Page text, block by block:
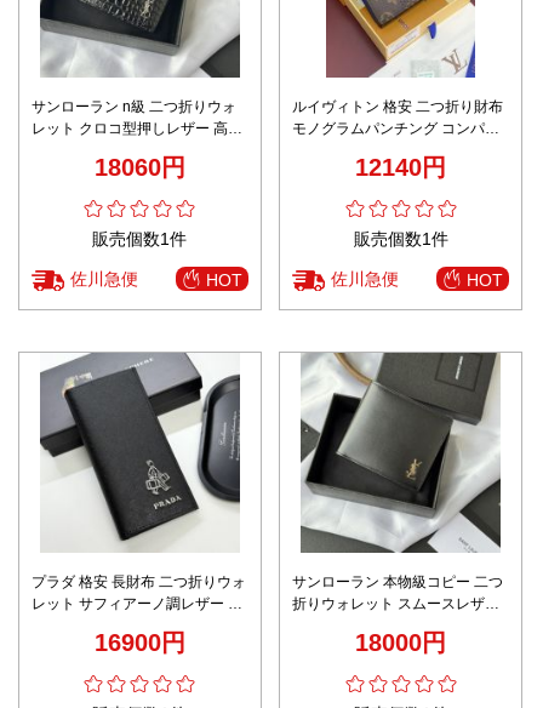
サンローラン n級 二つ折りウォ
レット クロコ型押しレザー 高級
18060円
販売個数1件
佐川急便 HOT
ルイヴィトン 格安 二つ折り財布
モノグラムパンチング コンパク
12140円
販売個数1件
佐川急便 HOT
プラダ 格安 長財布 二つ折りウォ
レット サフィアーノ調レザー 圧
16900円
サンローラン 本物級コピー 二つ
折りウォレット スムースレザー
18000円